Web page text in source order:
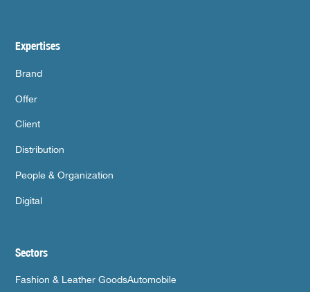
Expertises
Brand
Offer
Client
Distribution
People & Organization
Digital
Sectors
Fashion & Leather GoodsAutomobile